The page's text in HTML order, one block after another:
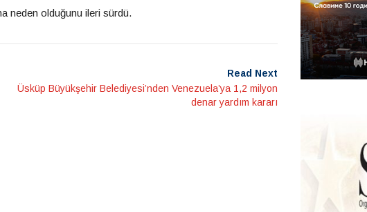
neden olduğunu ileri sürdü.
Read Next
Üsküp Büyükşehir Belediyesi’nden Venezuela’ya 1,2 milyon
denar yardım kararı